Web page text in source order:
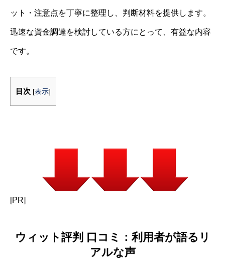
ット・注意点を丁寧に整理し、判断材料を提供します。
迅速な資金調達を検討している方にとって、有益な内容
です。
目次 [表示]
[PR]
ウィット評判 口コミ：利用者が語るリ
アルな声